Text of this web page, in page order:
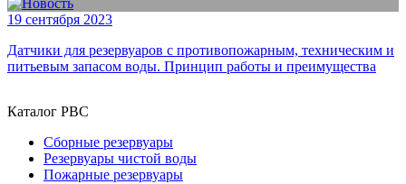
19 сентября 2023
Датчики для резервуаров с противопожарным, техническим и
питьевым запасом воды. Принцип работы и преимущества
Каталог РВС
Сборные резервуары
Резервуары чистой воды
Пожарные резервуары